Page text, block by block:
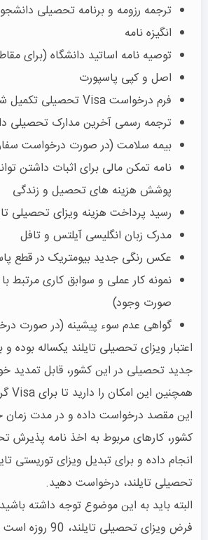
ترجمه رزومه و برنامه تحصیلی دانشجو
انگیزه نامه
توصیه نامه اساتید دانشگاه (برای
اصل و کپی پاسپورت
فرم درخواست Visa تحصیلی تکمیل شده
ترجمه رسمی آخرین مدارک تحصیلی
بیمه سلامت (در صورت درخواست
نامه تمکن مالی برای اثبات داشتن
پوشش هزینه های تحصیل و زندگی
رسید پرداخت هزینه ویزای تحصیلی
مدرک زبان انگلیسی آیلتس و تافل
عکس رنگی جدید بیومتریک در قطع
نمونه کار عملی و سوابق کاری مرتبط
صورت وجود)
گواهی عدم سوء پیشینه (در صورت
اعتبار ویزای تحصیلی تایلند یکساله بوده و
جدید تحصیلی در این کشور، قابل تمدید
این مقصد درخواست داده و در مدت زمان
کشور، کارهای مربوط به اخذ نامه پذیرش
انجام داده و برای تبدیل ویزای توریستی
تحصیلی تایلند، درخواست دهید.
البته باید به این موضوع توجه داشته
فرض ویزای تحصیلی